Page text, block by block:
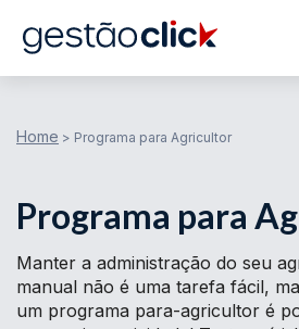
Home > Programa para Agricultor
Programa para
Manter a administração do seu
manual não é uma tarefa fácil,
um programa para-agricultor é